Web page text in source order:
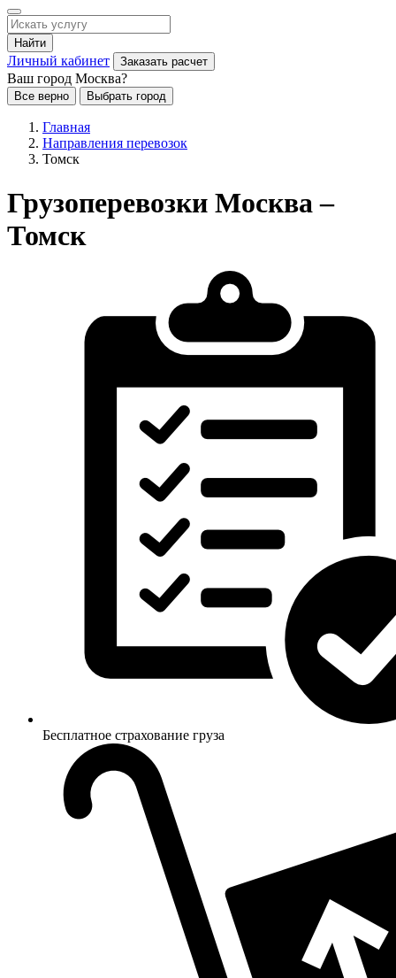
Найти
Личный кабинет Заказать расчет
Ваш город Москва?
Все верно Выбрать город
Главная
Направления перевозок
Томск
Грузоперевозки Москва –
Томск
Бесплатное страхование груза